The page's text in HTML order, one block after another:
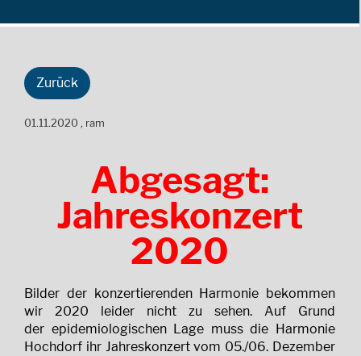
Zurück
01.11.2020 , ram
Abgesagt:
Jahreskonzert
2020
Bilder der konzertierenden Harmonie bekommen
wir 2020 leider nicht zu sehen. Auf Grund
der epidemiologischen Lage muss die Harmonie
Hochdorf ihr Jahreskonzert vom 05./06. Dezember